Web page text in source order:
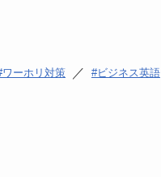
ワーホリ対策 ／ ビジネス英語